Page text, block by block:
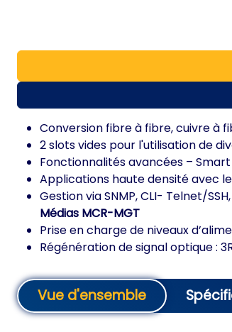
Conversion fibre à fibre, cuivre à
2 slots vides pour l'utilisation de
Fonctionnalités avancées –
Applications haute densité avec
Gestion via SNMP, CLI- Telnet/
Médias MCR-MGT
Prise en charge de niveaux
Régénération de signal optique :
Vue d'ensemble